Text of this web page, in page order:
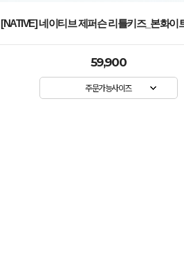
[NATIVE] 네이티브 제퍼슨 리틀키즈_본화이
59,900
주문가능사이즈